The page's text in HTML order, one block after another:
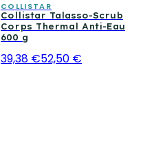
COLLISTAR
Collistar Talasso-Scrub
Corps Thermal Anti-Eau
600 g
39,38 €52,50 €